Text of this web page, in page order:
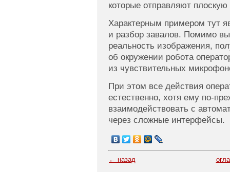
которые отправляют
Характерным примером тут
и разбор завалов. Помимо
реальность изображения,
об окружении робота
из чувствительных
При этом все действия
естественно, хотя ему по-
взаимодействовать с
через сложные интерфейсы.
← назад